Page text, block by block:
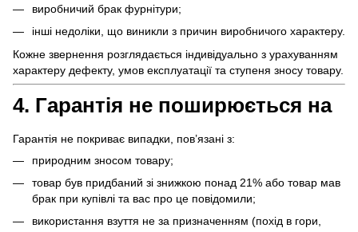
виробничий брак фурнітури;
інші недоліки, що виникли з причин виробничого характеру.
Кожне звернення розглядається індивідуально з урахуванням
характеру дефекту, умов експлуатації та ступеня зносу товару.
4. Гарантія не поширюється на
Гарантія не покриває випадки, пов’язані з:
природним зносом товару;
товар був придбаний зі знижкою понад 21% або товар мав
брак при купівлі та вас про це повідомили;
використання взуття не за призначенням (похід в гори,